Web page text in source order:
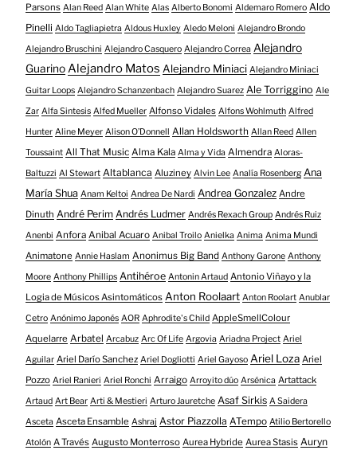
Parsons Alan Reed Alan White Alas Alberto Bonomi Aldemaro Romero Aldo
Pinelli Aldo Tagliapietra Aldous Huxley Aledo Meloni Alejandro Brondo
Alejandro Bruschini Alejandro Casquero Alejandro Correa Alejandro
GuarinoAlejandro Matos Alejandro Miniaci Alejandro Miniaci
Guitar Loops Alejandro Schanzenbach Alejandro Suarez Ale Torriggino Ale
Zar Alfa Sintesis Alfed Mueller Alfonso Vidales Alfons Wohlmuth Alfred
Hunter Aline Meyer Alison O​’​Donnell Allan Holdsworth Allan Reed Allen
Toussaint All That Music Alma Kala Alma y Vida Almendra Aloras-
Baltuzzi Al Stewart Altablanca Aluziney Alvin Lee Analía Rosenberg Ana
María Shua Anam Keltoi Andrea De Nardi Andrea Gonzalez Andre
Dinuth André Perim Andrés Ludmer Andrés Rexach Group Andrés Ruiz
Anenbi Anfora Anibal Acuaro Anibal Troilo Anielka Anima Anima Mundi
Animatone Annie Haslam Anonimus Big Band Anthony Garone Anthony
Moore Anthony Phillips Antihéroe Antonin Artaud Antonio Viñayo y la
Logia de Músicos Asintomáticos Anton Roolaart Anton Roolart Anublar
Cetro Anónimo Japonés AOR Aphrodite's Child AppleSmellColour
Aquelarre Arbatel Arcabuz Arc Of Life Argovia Ariadna Project Ariel
Aguilar Ariel Darío Sanchez Ariel Dogliotti Ariel Gayoso Ariel Loza Ariel
Pozzo Ariel Ranieri Ariel Ronchi Arraigo Arroyito dúo Arsénica Artattack
Artaud Art Bear Arti & Mestieri Arturo Jauretche Asaf Sirkis A Saidera
Asceta Asceta Ensamble Ashraj Astor Piazzolla ATempo Atilio Bertorello
Atolón A Través Augusto Monterroso Aurea Hybride Aurea Stasis Auryn